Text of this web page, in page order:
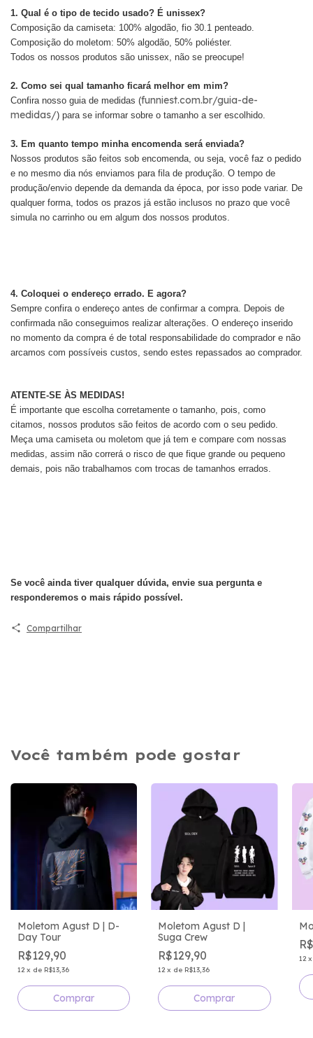
1. Qual é o tipo de tecido usado? É unissex?
Composição da camiseta: 100% algodão, fio 30.1 penteado.
Composição do moletom: 50% algodão, 50% poliéster.
Todos os nossos produtos são unissex, não se preocupe!
2. Como sei qual tamanho ficará melhor em mim?
Confira nosso guia de medidas (funniest.com.br/guia-de-
medidas/) para se informar sobre o tamanho a ser escolhido.
3. Em quanto tempo minha encomenda será enviada?
Nossos produtos são feitos sob encomenda, ou seja, você faz o pedido
e no mesmo dia nós enviamos para fila de produção. O tempo de
produção/envio depende da demanda da época, por isso pode variar. De
qualquer forma, todos os prazos já estão inclusos no prazo que você
simula no carrinho ou em algum dos nossos produtos.
4. Coloquei o endereço errado. E agora?
Sempre confira o endereço antes de confirmar a compra. Depois de
confirmada não conseguimos realizar alterações. O endereço inserido
no momento da compra é de total responsabilidade do comprador e não
arcamos com possíveis custos, sendo estes repassados ao comprador.
ATENTE-SE ÀS MEDIDAS!
É importante que escolha corretamente o tamanho, pois, como
citamos, nossos produtos são feitos de acordo com o seu pedido.
Meça uma camiseta ou moletom que já tem e compare com nossas
medidas, assim não correrá o risco de que fique grande ou pequeno
demais, pois não trabalhamos com trocas de tamanhos errados.
Se você ainda tiver qualquer dúvida, envie sua pergunta e
responderemos o mais rápido possível.
Compartilhar
Você também pode gostar
Moletom Agust D | D-
Day Tour
R$129,90
12 x de R$13,36
Comprar
Moletom Agust D |
Suga Crew
R$129,90
12 x de R$13,36
Comprar
12